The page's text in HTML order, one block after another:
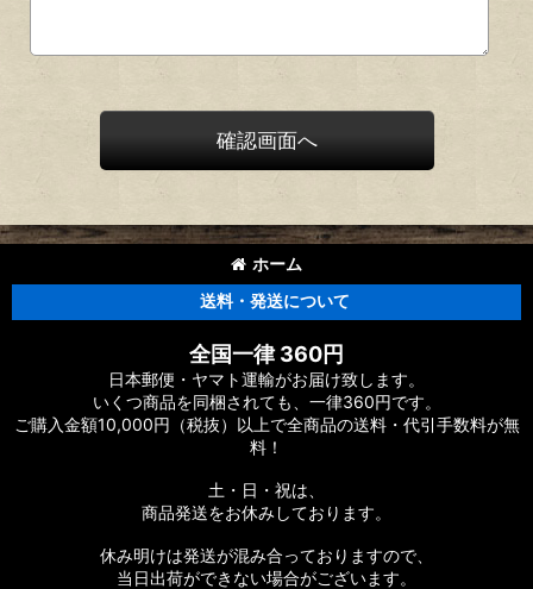
確認画面へ
ホーム
送料・発送について
全国一律 360円
日本郵便・ヤマト運輸がお届け致します。
いくつ商品を同梱されても、一律360円です。
ご購入金額10,000円（税抜）以上で全商品の送料・代引手数料が無
料！
土・日・祝は、
商品発送をお休みしております。
休み明けは発送が混み合っておりますので、
当日出荷ができない場合がございます。